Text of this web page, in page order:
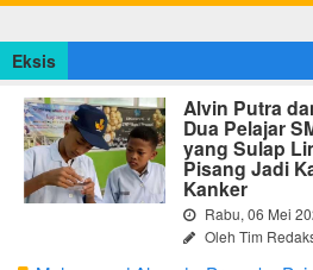
Eksis
Alvin Putra
Dua Pelajar
yang Sulap
Pisang Jadi
Kanker
Rabu, 06 Mei
Oleh Tim